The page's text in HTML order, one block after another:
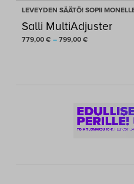
LEVEYDEN SÄÄTÖ! SOPII
Salli MultiAdjuster
779,00 € – 799,00 €Hintaluokka: